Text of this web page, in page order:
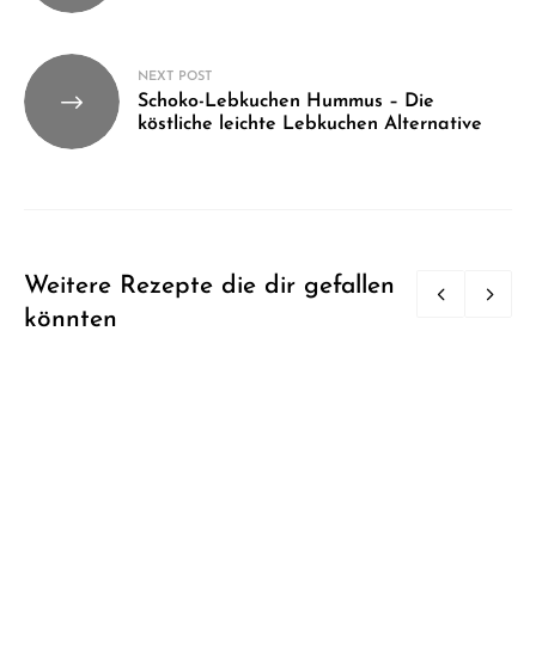
NEXT POST
Schoko-Lebkuchen Hummus – Die
köstliche leichte Lebkuchen Alternative
Weitere Rezepte die dir gefallen
könnten